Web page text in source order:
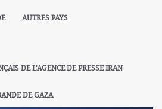
AUTRES PAYS
DE L'AGENCE DE PRESSE IRAN
DE GAZA